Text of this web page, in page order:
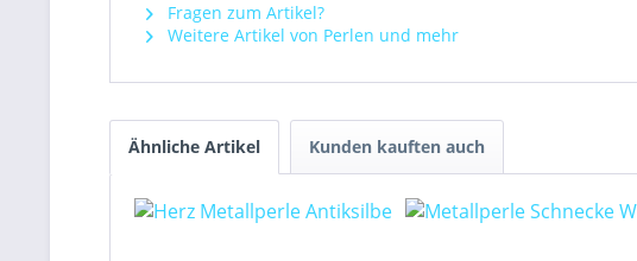
Fragen zum Artikel?
Weitere Artikel von Perlen und mehr
Ähnliche Artikel Kunden kauften auch